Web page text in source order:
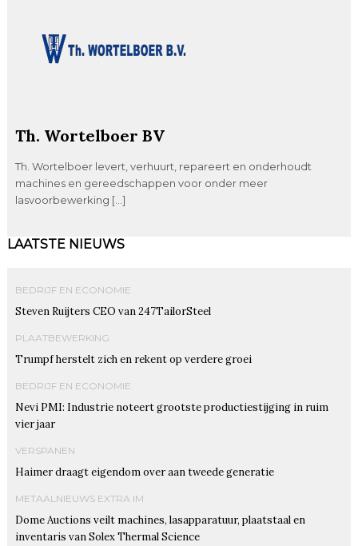
Th. Wortelboer BV
Th. Wortelboer levert, verhuurt, repareert en onderhoudt
machines en gereedschappen voor onder meer
lasvoorbewerking […]
LAATSTE NIEUWS
BEDRIJF EN ECONOMIE
Steven Ruijters CEO van 247TailorSteel
PLAATBEWERKING
Trumpf herstelt zich en rekent op verdere groei
BEDRIJF EN ECONOMIE
Nevi PMI: Industrie noteert grootste productiestijging in ruim
vier jaar
VERSPANEN
Haimer draagt eigendom over aan tweede generatie
METAALNIEUWS EXTRA IM
Dome Auctions veilt machines, lasapparatuur, plaatstaal en
inventaris van Solex Thermal Science